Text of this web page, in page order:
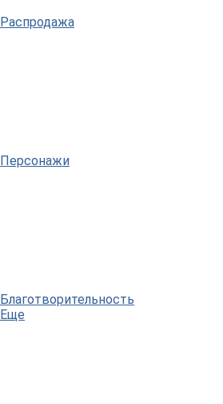
Распродажа
Персонажи
Благотворительность
Еще